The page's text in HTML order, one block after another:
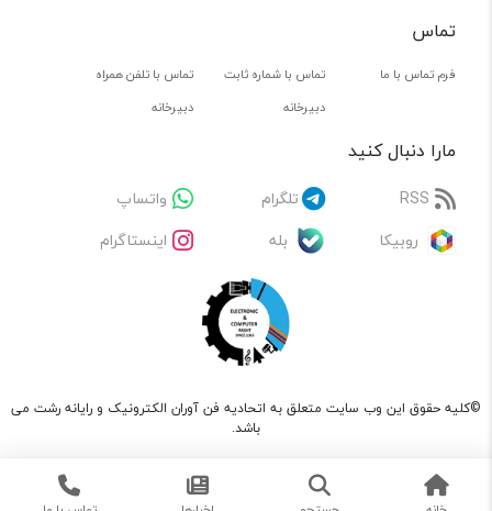
تماس
فرم تماس با ما
تماس با شماره ثابت
دبیرخانه
تماس با تلفن همراه
دبیرخانه
مارا دنبال کنید
RSS تلگرام
واتساپ
روبیکا
بله اینستاگرام
©کلیه حقوق این وب سایت متعلق به اتحادیه فن آوران الکترونیک و رایانه رشت می
باشد.